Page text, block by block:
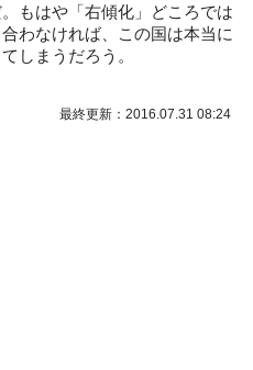
もはや「右傾化」どころでは
わなければ、この国は本当に
しまうだろう。
最終更新：2016.07.31 08:24